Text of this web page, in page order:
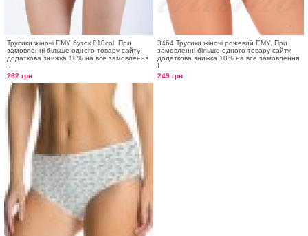
Трусики жіночі EMY бузок 810col. При
замовленні більше одного товару сайту
додаткова знижка 10% на все замовлення
!
262 грн
3464 Трусики жіночі рожевий EMY. При
замовленні більше одного товару сайту
додаткова знижка 10% на все замовлення
!
249 грн